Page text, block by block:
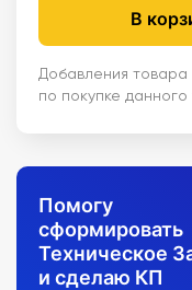
В
Добавления товара
по покупке
Помогу
сформировать
Техническое
и сделаю КП